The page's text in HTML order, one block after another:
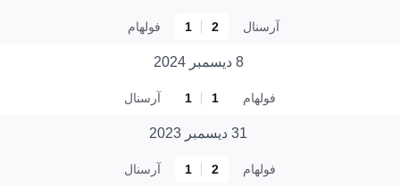
آرسنال 2
1 فولهام
8 ديسمبر 2024
فولهام 1
1 آرسنال
31 ديسمبر 2023
فولهام 2
1 آرسنال